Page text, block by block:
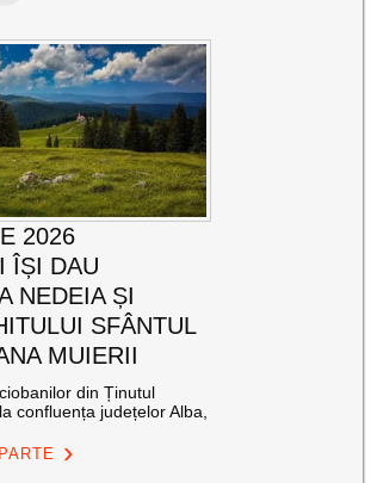
2026
ÎȘI DAU
NEDEIA ȘI
SFÂNTUL
MUIERII
din Ținutul
confluența județelor Alba,